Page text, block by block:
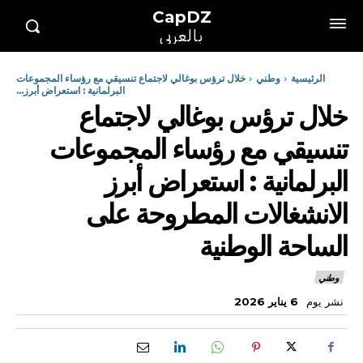
CapDZ
بالعربي
الرئيسية وطني
خلال ترؤس بوغالي لاجتماع تنسيقي مع رؤساء المجموعات
البرلمانية : استعراض أبرز...
خلال ترؤس بوغالي لاجتماع
تنسيقي مع رؤساء المجموعات
البرلمانية : استعراض أبرز
الانشغالات المطروحة على
الساحة الوطنية
وطني
نشر يوم 6 يناير 2026